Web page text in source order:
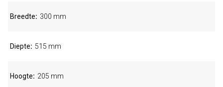
Breedte 300 mm
Diepte 515 mm
Hoogte 205 mm